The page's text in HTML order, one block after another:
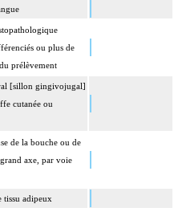
ou plus de
prélèvement
[sillon gingivojugal]
cutanée ou
de la bouche ou de
axe, par voie
tissu adipeux